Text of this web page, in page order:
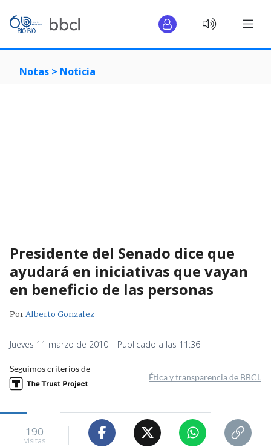
Notas > Noticia
Presidente del Senado dice que
ayudará en iniciativas que vayan
en beneficio de las personas
PorAlberto Gonzalez
Jueves 11 marzo de 2010 | Publicado a las 11:36
Seguimos criterios de
Ética y transparencia de BBCL
190
visitas